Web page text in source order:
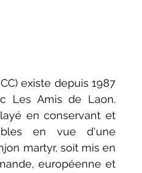
existe depuis 1987
Les Amis de Laon.
en conservant et
en vue d'une
martyr, soit mis en
européenne et